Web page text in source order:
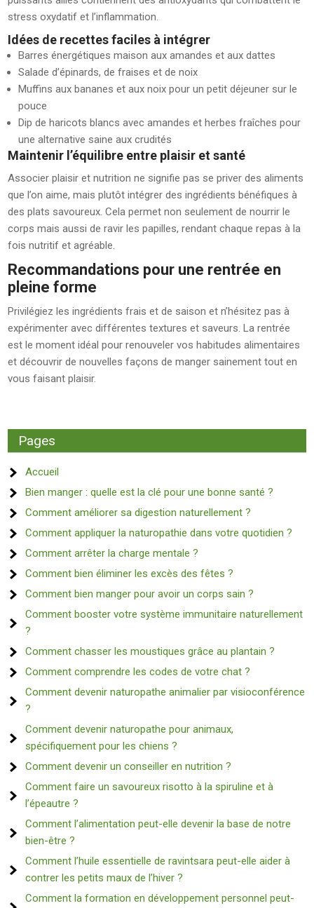
stress oxydatif et l’inflammation.
Idées de recettes faciles à intégrer
Barres énergétiques maison aux amandes et aux dattes
Salade d’épinards, de fraises et de noix
Muffins aux bananes et aux noix pour un petit déjeuner sur le
pouce
Dip de haricots blancs avec amandes et herbes fraîches pour
une alternative saine aux crudités
Maintenir l’équilibre entre plaisir et santé
Associer plaisir et nutrition ne signifie pas se priver des aliments
que l’on aime, mais plutôt intégrer des ingrédients bénéfiques à
des plats savoureux. Cela permet non seulement de nourrir le
corps mais aussi de ravir les papilles, rendant chaque repas à la
fois nutritif et agréable.
Recommandations pour une rentrée en
pleine forme
Privilégiez les ingrédients frais et de saison et n’hésitez pas à
expérimenter avec différentes textures et saveurs. La rentrée
est le moment idéal pour renouveler vos habitudes alimentaires
et découvrir de nouvelles façons de manger sainement tout en
vous faisant plaisir.
Pages
Accueil
Bien manger : quelle est la clé pour une bonne santé ?
Comment améliorer sa digestion naturellement ?
Comment appliquer la naturopathie dans votre quotidien ?
Comment arrêter la charge mentale ?
Comment bien éliminer les excès des fêtes ?
Comment bien manger pour avoir un corps sain ?
Comment booster votre système immunitaire naturellement
?
Comment chasser les moustiques grâce au plantain ?
Comment comprendre les codes de votre chat ?
Comment devenir naturopathe animalier par visioconférence
?
Comment devenir naturopathe pour animaux,
spécifiquement pour les chiens ?
Comment devenir un conseiller en nutrition ?
Comment faire un savoureux risotto à la spiruline et à
l’épeautre ?
Comment l’alimentation peut-elle devenir la base de notre
bien-être ?
Comment l’huile essentielle de ravintsara peut-elle aider à
contrer les petits maux de l’hiver ?
Comment la formation en développement personnel peut-